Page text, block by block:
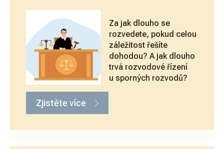
Za jak dlouho se
rozvedete, pokud celou
záležitost řešíte
dohodou? A jak dlouho
trvá rozvodové řízení
u sporných rozvodů?
Zjistěte více